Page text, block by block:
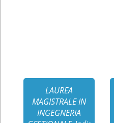
LAUREA
MAGISTRALE IN
INGEGNERIA